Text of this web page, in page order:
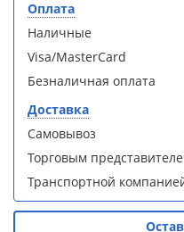
Для
полотенцесушителей
Слив
трапы
Для
климатической
техники
S90B5 +
поддон
(Витрина)
уголок
BelBagno
UNO-AH-
1-120/90-
S90B5 +
поддон
(Витрина)
уголок
BelBagno
UNO-AH-
1-120/90-
Оплата
Наличные
Visa/MasterCard
Безналичная оплата
Доставка
Самовывоз
Торговым
Транспортной